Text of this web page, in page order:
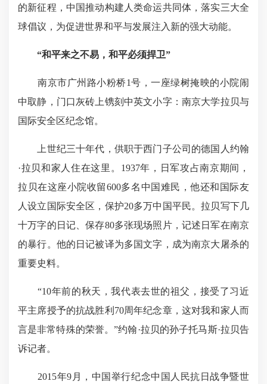
的新征程，中国推动构建人类命运共同体，落实三大全
球倡议，为促进世界和平与发展注入新的强大动能。
“和平来之不易，和平必须捍卫”
南京市广州路小粉桥1号，一座绿树掩映的小院闹
中取静，门口灰砖上镌刻中英文小字：南京大学拉贝与
国际安全区纪念馆。
上世纪三十年代，供职于西门子公司的德国人约翰
·拉贝和家人住在这里。1937年，日军攻占南京期间，
拉贝在这座小院收留600多名中国难民，他还和国际友
人设立国际安全区，保护20多万中国平民。拉贝写下几
十万字的日记、保存80多张现场照片，记述日军在南京
的暴行。他的日记被译为多国文字，成为南京大屠杀的
重要史料。
“10年前的秋天，我代表去世的祖父，接受了习近
平主席授予的抗战胜利70周年纪念章，这对我和家人而
言是非常特殊的荣誉。”约翰·拉贝的孙子托马斯·拉贝告
诉记者。
2015年9月，中国举行纪念中国人民抗日战争暨世